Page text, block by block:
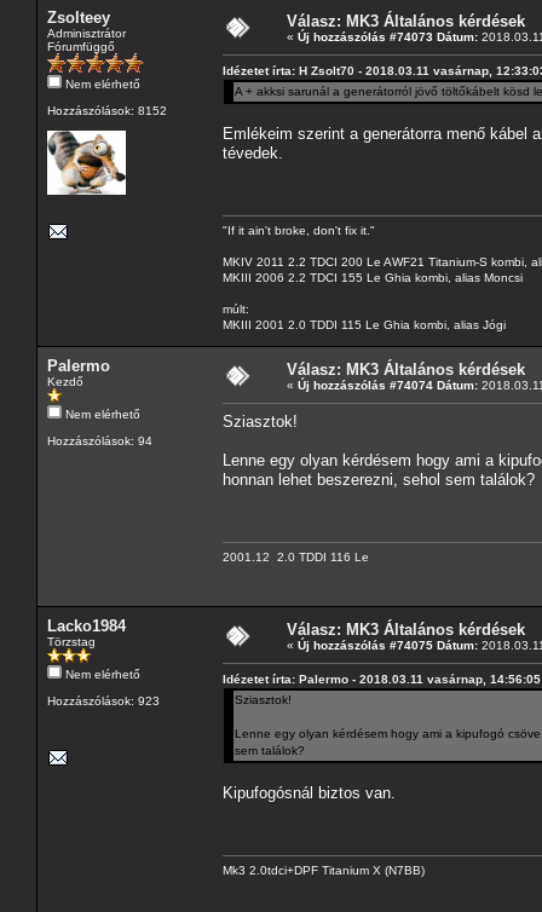
Zsolteey
Adminisztrátor
Fórumfüggő
Nem elérhető
Hozzászólások: 8152
Válasz: MK3 Általános kérdések
« Új hozzászólás #74073 Dátum:
Idézetet írta: H Zsolt70 - 2018.03.11 vasárnap,
A + akksi sarunál a generátorról jövő töltőkábelt kösd
Emlékeim szerint a generátorra menő kábel
tévedek.
"If it ain't broke, don't fix it."
MKIV 2011 2.2 TDCI 200 Le AWF21 Titanium-S kombi,
MKIII 2006 2.2 TDCI 155 Le Ghia kombi, alias Moncsi
múlt:
MKIII 2001 2.0 TDDI 115 Le Ghia kombi, alias Jógi
Palermo
Kezdő
Nem elérhető
Hozzászólások: 94
Válasz: MK3 Általános kérdések
« Új hozzászólás #74074 Dátum:
Sziasztok!
Lenne egy olyan kérdésem hogy ami a
honnan lehet beszerezni, sehol sem találok?
2001.12 2.0 TDDI 116 Le
Lacko1984
Törzstag
Nem elérhető
Hozzászólások: 923
Válasz: MK3 Általános kérdések
« Új hozzászólás #74075 Dátum:
Idézetet írta: Palermo - 2018.03.11 vasárnap, 14:56:05
Sziasztok!
Lenne egy olyan kérdésem hogy ami a kipufogó
sem találok?
Kipufogósnál biztos van.
Mk3 2.0tdci+DPF Titanium X (N7BB)